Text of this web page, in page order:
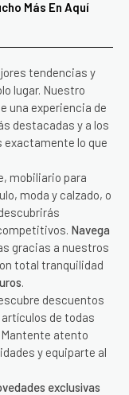
Más En Aquí
tendencias y
lugar. Nuestro
una experiencia de
destacadas y a los
exactamente lo que
mobiliario para
moda y calzado, o
Navega
gracias a nuestros
total tranquilidad
.
descuentos
de todas
atento
y equiparte al
exclusivas